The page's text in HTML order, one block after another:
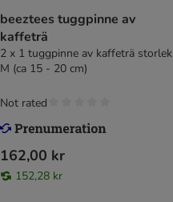
beeztees tuggpinne av
kaffeträ
2 x 1 tuggpinne av kaffeträ storlek
M (ca 15 - 20 cm)
162,00 kr
152,28 kr
Not rated